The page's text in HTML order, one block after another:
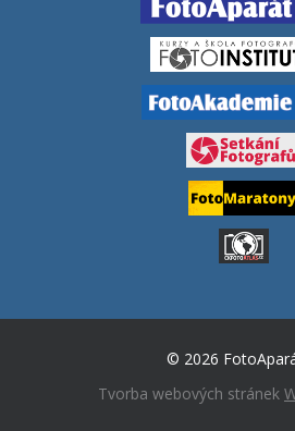
© 2026
Tvorba webových stránek